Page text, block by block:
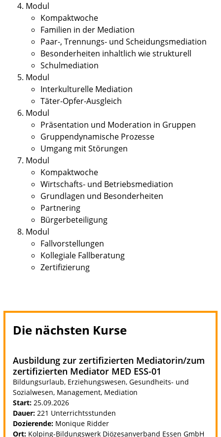
Modul
Kompaktwoche
Familien in der Mediation
Paar-, Trennungs- und Scheidungsmediation
Besonderheiten inhaltlich wie strukturell
Schulmediation
Modul
Interkulturelle Mediation
Täter-Opfer-Ausgleich
Modul
Präsentation und Moderation in Gruppen
Gruppendynamische Prozesse
Umgang mit Störungen
Modul
Kompaktwoche
Wirtschafts- und Betriebsmediation
Grundlagen und Besonderheiten
Partnering
Bürgerbeteiligung
Modul
Fallvorstellungen
Kollegiale Fallberatung
Zertifizierung
Die nächsten Kurse
Ausbildung zur zertifizierten Mediatorin/zum
zertifizierten Mediator MED ESS-01
Bildungsurlaub, Erziehungswesen, Gesundheits- und
Sozialwesen, Management, Mediation
Start: 25.09.2026
Dauer: 221 Unterrichtsstunden
Dozierende: Monique Ridder
Ort: Kolping-Bildungswerk Diözesanverband Essen GmbH